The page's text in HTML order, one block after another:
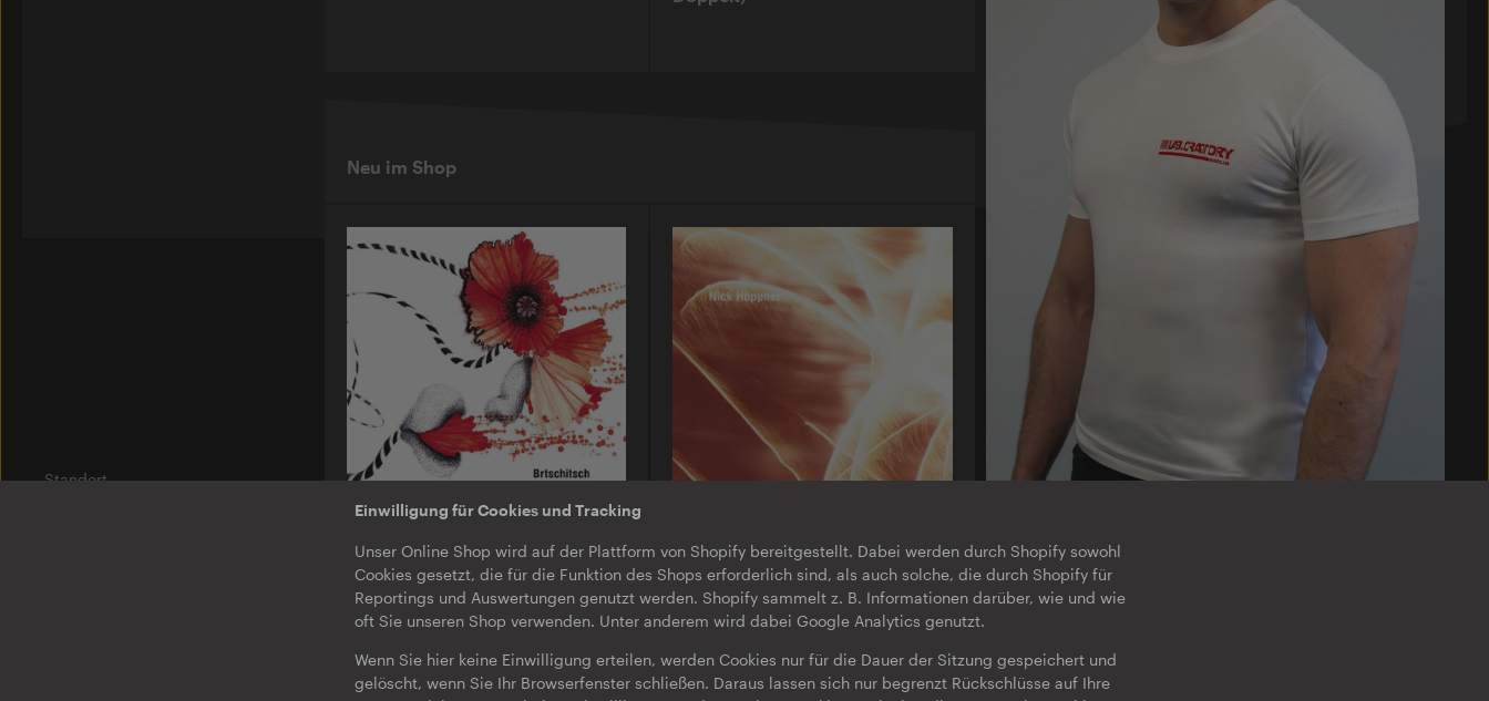
Einwilligung für Cookies und Tracking
Unser Online Shop wird auf der Plattform von Shopify bereitgestellt. Dabei werden durch Shopify sowohl
Cookies gesetzt, die für die Funktion des Shops erforderlich sind, als auch solche, die durch Shopify für
Reportings und Auswertungen genutzt werden. Shopify sammelt z. B. Informationen darüber, wie und wie
oft Sie unseren Shop verwenden. Unter anderem wird dabei Google Analytics genutzt.
Wenn Sie hier keine Einwilligung erteilen, werden Cookies nur für die Dauer der Sitzung gespeichert und
gelöscht, wenn Sie Ihr Browserfenster schließen. Daraus lassen sich nur begrenzt Rückschlüsse auf Ihre
Standort
Neu im Shop
Brtschitsch
Twirl / Under
EP
Nick Höppner
Box Drop EP
EP · Download